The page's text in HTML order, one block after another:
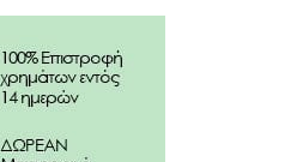
var Boulardii 2,5 δις